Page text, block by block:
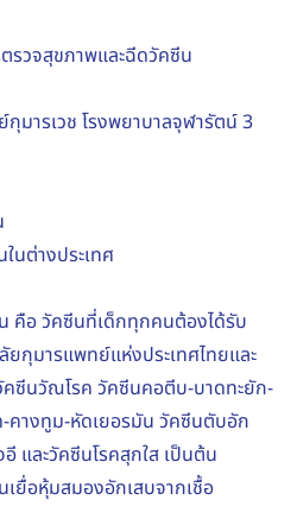
ตรวจสุขภาพและฉีดวัคซีน
มารเวช โรงพยาบาลจุฬารัตน์ 3
นต่างประเทศ
คือ วัคซีนที่เด็กทุกคนต้องได้รับ
กุมารแพทย์แห่งประเทศไทยและ
คซีนวัณโรค วัคซีนคอตีบ-บาดทะยัก-
คางทูม-หัดเยอรมัน วัคซีนตับอัก
และวัคซีนโรคสุกใส เป็นต้น
ยื่อหุ้มสมองอักเสบจากเชื้อ